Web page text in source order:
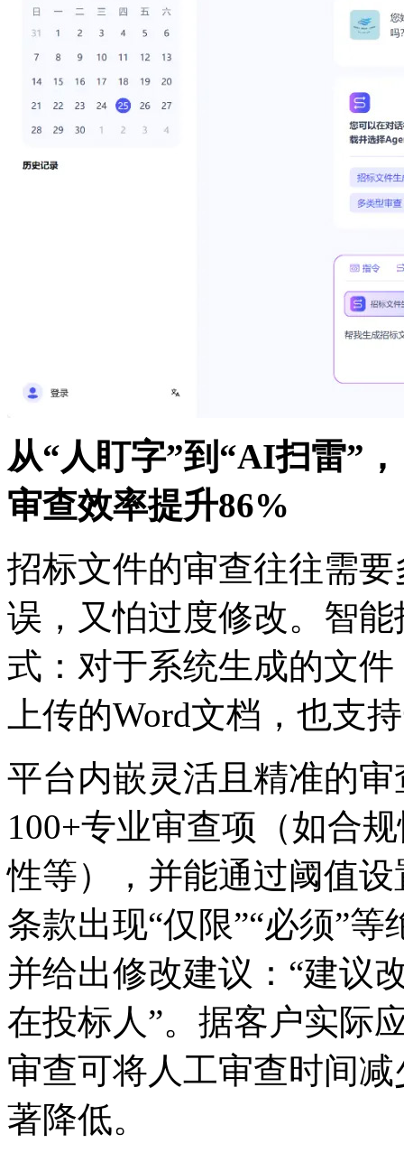
从“人盯字”到“AI扫雷”，
审查效率提升86%
招标文件的审查往往需要
误，又怕过度修改。
式：对于系统生成的文
上传的Word文档，也
平台内嵌灵活且精准的审查
100+专业审查项（如合规性
性等），并能通过阈值
条款出现“仅限”“必须”等
并给出修改建议：“建议
在投标人”。据客户实际应
审查可将人工审查时间减
著降低。